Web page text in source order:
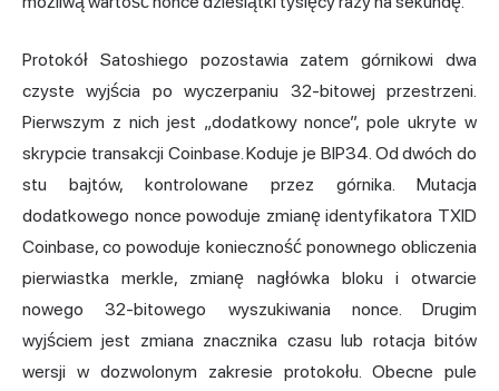
Protokół Satoshiego pozostawia zatem górnikowi dwa
czyste wyjścia po wyczerpaniu 32-bitowej przestrzeni.
Pierwszym z nich jest „dodatkowy nonce”, pole ukryte w
skrypcie transakcji Coinbase. Koduje je BIP34. Od dwóch do
stu bajtów, kontrolowane przez górnika. Mutacja
dodatkowego nonce powoduje zmianę identyfikatora TXID
Coinbase, co powoduje konieczność ponownego obliczenia
pierwiastka merkle, zmianę nagłówka bloku i otwarcie
nowego 32-bitowego wyszukiwania nonce. Drugim
wyjściem jest zmiana znacznika czasu lub rotacja bitów
wersji w dozwolonym zakresie protokołu. Obecne pule